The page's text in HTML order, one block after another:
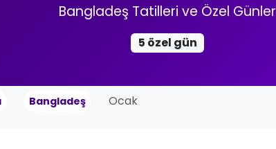
Bangladeş Tatilleri ve Özel Günler
5 özel gün
Bangladeş Ocak